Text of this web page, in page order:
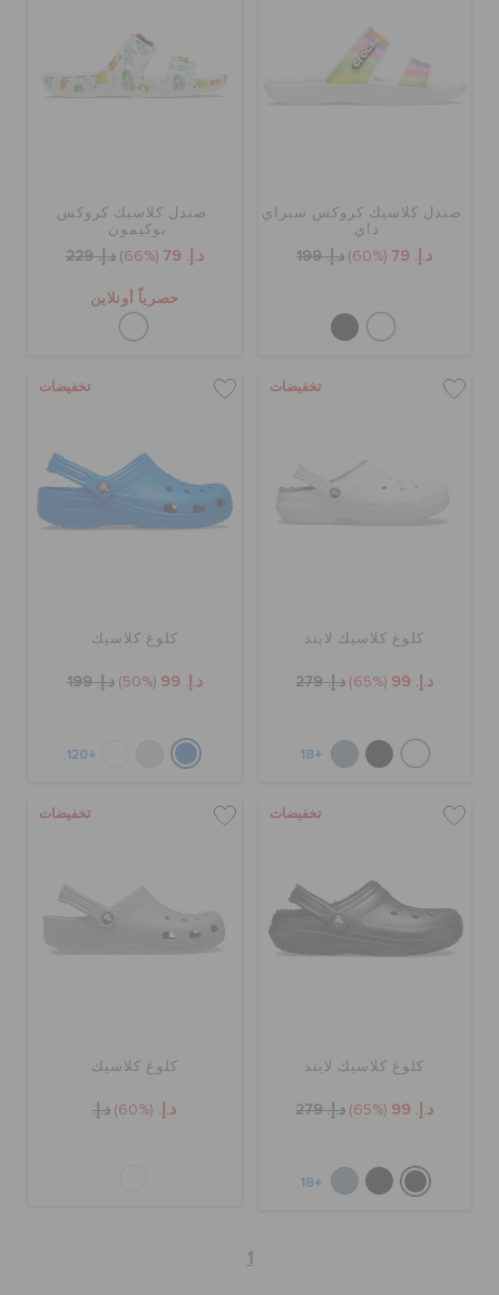
صندل كلاسيك كروكس سبراي
داي
د.إ. 79 (60%) د.إ. 199
صندل كلاسيك كروكس
بوكيمون
د.إ. 79 (66%) د.إ. 229
حصرياً أونلاين
تخفيضات
كلوغ كلاسيك لايند
د.إ. 99 (65%) د.إ. 279
+18
تخفيضات
كلوغ كلاسيك
د.إ. 99 (50%) د.إ. 199
+120
تخفيضات
كلوغ كلاسيك لايند
د.إ. 99 (65%) د.إ. 279
+18
تخفيضات
كلوغ كلاسيك
د.إ. (60%) د.إ.
1